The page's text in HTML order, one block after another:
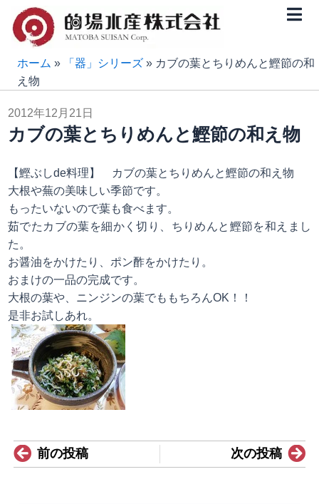
プ
ホーム » 「器」シリーズ » カブの葉とちりめんと鰹節の和
え物
2012年12月21日
カブの葉とちりめんと鰹節の和え物
【鰹ぶしde料理】 カブの葉とちりめんと鰹節の和え物
大根や蕪の美味しい季節です。
もったいないので葉も食べます。
茹でたカブの葉を細かく切り、ちりめんと鰹節を和えまし
た。
お醤油をかけたり、ポン酢をかけたり。
おまけの一品の完成です。
大根の葉や、ニンジンの葉でももちろんOK！！
是非お試しあれ。
Prev
前の投稿 次の投稿